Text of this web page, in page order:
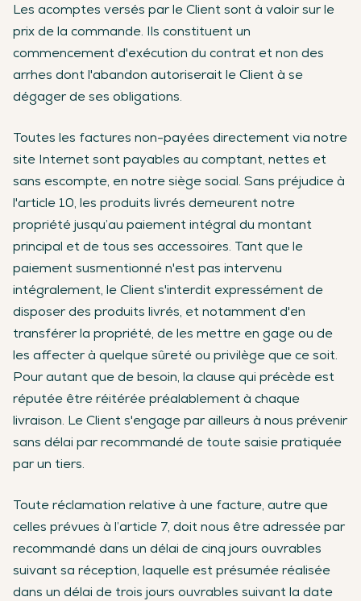
Les acomptes versés par le Client sont à valoir sur le
prix de la commande. Ils constituent un
commencement d'exécution du contrat et non des
arrhes dont l'abandon autoriserait le Client à se
dégager de ses obligations.
Toutes les factures non-payées directement via notre
site Internet sont payables au comptant, nettes et
sans escompte, en notre siège social. Sans préjudice à
l'article 10, les produits livrés demeurent notre
propriété jusqu’au paiement intégral du montant
principal et de tous ses accessoires. Tant que le
paiement susmentionné n'est pas intervenu
intégralement, le Client s'interdit expressément de
disposer des produits livrés, et notamment d'en
transférer la propriété, de les mettre en gage ou de
les affecter à quelque sûreté ou privilège que ce soit.
Pour autant que de besoin, la clause qui précède est
réputée être réitérée préalablement à chaque
livraison. Le Client s'engage par ailleurs à nous prévenir
sans délai par recommandé de toute saisie pratiquée
par un tiers.
Toute réclamation relative à une facture, autre que
celles prévues à l’article 7, doit nous être adressée par
recommandé dans un délai de cinq jours ouvrables
suivant sa réception, laquelle est présumée réalisée
dans un délai de trois jours ouvrables suivant la date